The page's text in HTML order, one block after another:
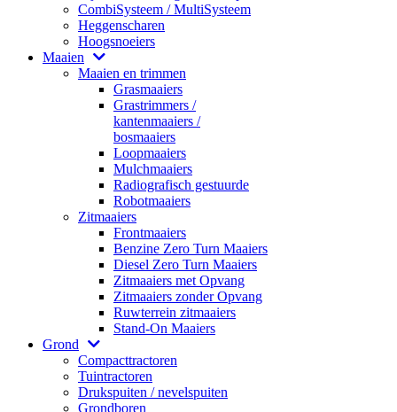
CombiSysteem / MultiSysteem
Heggenscharen
Hoogsnoeiers
Maaien
Maaien en trimmen
Grasmaaiers
Grastrimmers /
kantenmaaiers /
bosmaaiers
Loopmaaiers
Mulchmaaiers
Radiografisch gestuurde
Robotmaaiers
Zitmaaiers
Frontmaaiers
Benzine Zero Turn Maaiers
Diesel Zero Turn Maaiers
Zitmaaiers met Opvang
Zitmaaiers zonder Opvang
Ruwterrein zitmaaiers
Stand-On Maaiers
Grond
Compacttractoren
Tuintractoren
Drukspuiten / nevelspuiten
Grondboren